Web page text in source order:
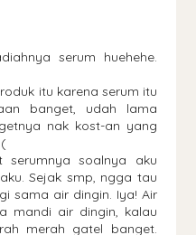
serum huehehe.
itu karena serum itu
banget, udah lama
nak kost-an yang
serumnya soalnya aku
Sejak smp, ngga tau
sama air dingin. Iya! Air
mandi air dingin, kalau
merah gatel banget.